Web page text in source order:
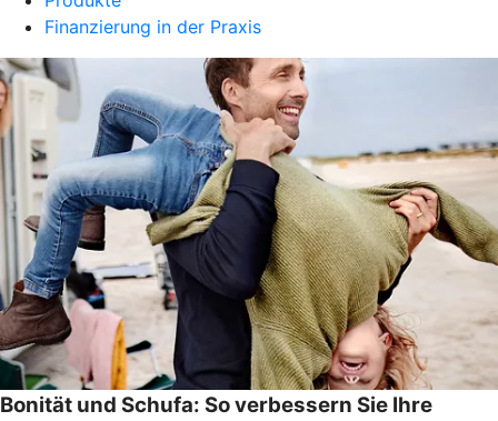
Finanzierung in der Praxis
Bonität und Schufa: So verbessern Sie Ihre